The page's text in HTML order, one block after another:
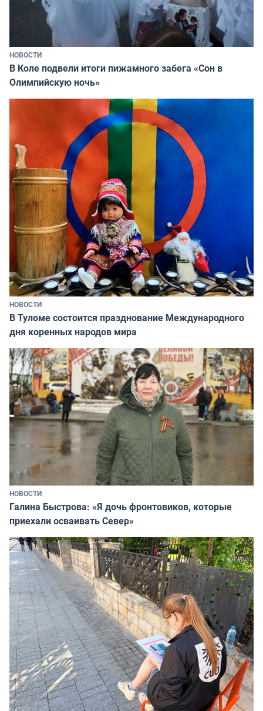
НОВОСТИ
В Коле подвели итоги пижамного забега «Сон в
Олимпийскую ночь»
НОВОСТИ
В Туломе состоится празднование Международного
дня коренных народов мира
НОВОСТИ
Галина Быстрова: «Я дочь фронтовиков, которые
приехали осваивать Север»